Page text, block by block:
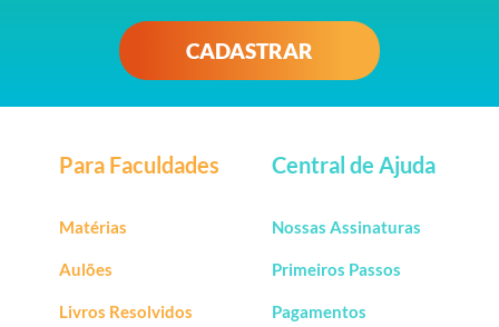
CADASTRAR
Para Faculdades
Matérias
Aulões
Livros Resolvidos
Central de Ajuda
Nossas Assinaturas
Primeiros Passos
Pagamentos